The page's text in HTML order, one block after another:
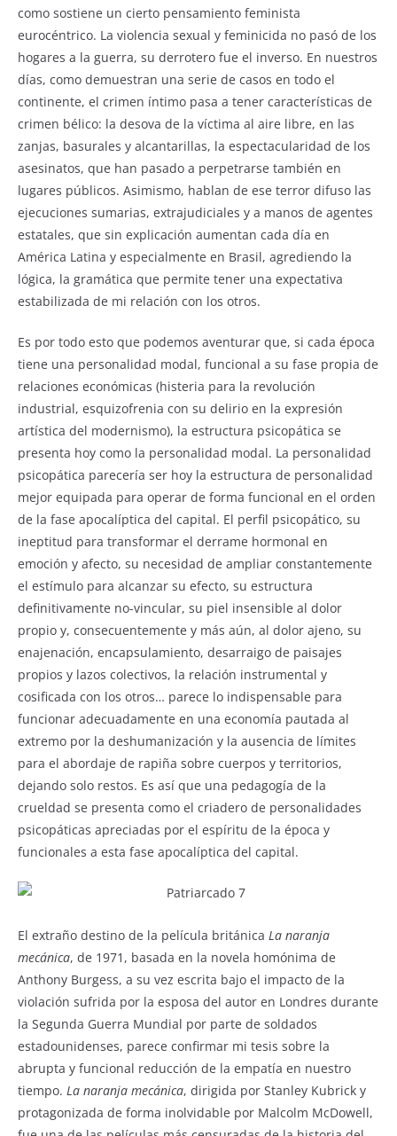
como sostiene un cierto pensamiento feminista
eurocéntrico. La violencia sexual y feminicida no pasó de los
hogares a la guerra, su derrotero fue el inverso. En nuestros
días, como demuestran una serie de casos en todo el
continente, el crimen íntimo pasa a tener características de
crimen bélico: la desova de la víctima al aire libre, en las
zanjas, basurales y alcantarillas, la espectacularidad de los
asesinatos, que han pasado a perpetrarse también en
lugares públicos. Asimismo, hablan de ese terror difuso las
ejecuciones sumarias, extrajudiciales y a manos de agentes
estatales, que sin explicación aumentan cada día en
América Latina y especialmente en Brasil, agrediendo la
lógica, la gramática que permite tener una expectativa
estabilizada de mi relación con los otros.
Es por todo esto que podemos aventurar que, si cada época
tiene una personalidad modal, funcional a su fase propia de
relaciones económicas (histeria para la revolución
industrial, esquizofrenia con su delirio en la expresión
artística del modernismo), la estructura psicopática se
presenta hoy como la personalidad modal. La personalidad
psicopática parecería ser hoy la estructura de personalidad
mejor equipada para operar de forma funcional en el orden
de la fase apocalíptica del capital. El perfil psicopático, su
ineptitud para transformar el derrame hormonal en
emoción y afecto, su necesidad de ampliar constantemente
el estímulo para alcanzar su efecto, su estructura
definitivamente no-vincular, su piel insensible al dolor
propio y, consecuentemente y más aún, al dolor ajeno, su
enajenación, encapsulamiento, desarraigo de paisajes
propios y lazos colectivos, la relación instrumental y
cosificada con los otros… parece lo indispensable para
funcionar adecuadamente en una economía pautada al
extremo por la deshumanización y la ausencia de límites
para el abordaje de rapiña sobre cuerpos y territorios,
dejando solo restos. Es así que una pedagogía de la
crueldad se presenta como el criadero de personalidades
psicopáticas apreciadas por el espíritu de la época y
funcionales a esta fase apocalíptica del capital.
El extraño destino de la película británica La naranja
mecánica, de 1971, basada en la novela homónima de
Anthony Burgess, a su vez escrita bajo el impacto de la
violación sufrida por la esposa del autor en Londres durante
la Segunda Guerra Mundial por parte de soldados
estadounidenses, parece confirmar mi tesis sobre la
abrupta y funcional reducción de la empatía en nuestro
tiempo. La naranja mecánica, dirigida por Stanley Kubrick y
protagonizada de forma inolvidable por Malcolm McDowell,